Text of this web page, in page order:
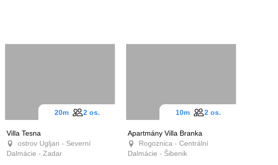
Villa Tesna
ostrov Ugljan - Severní
Dalmácie - Zadar
20m 2 os.
Apartmány Villa Branka
Rogoznica - Centrální
Dalmácie - Šibenik
10m 2 os.